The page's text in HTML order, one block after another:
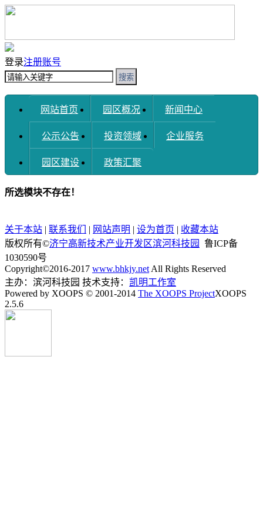
登录注册账号
搜索
网站首页 园区概况 新闻中心
公示公告 投资领域 企业服务
园区建设 政策汇聚
所选模块不存在！
关于本站 | 联系我们 | 网站声明 | 设为首页 | 收藏本站
版权所有©济宁高新技术产业开发区滨河科技园
鲁ICP备
1030590号
Copyright©2016-2017 www.bhkjy.net All Rights Reserved
主办：滨河科技园 技术支持： 凯明工作室
Powered by XOOPS © 2001-2014 The XOOPS ProjectXOOPS
2.5.6